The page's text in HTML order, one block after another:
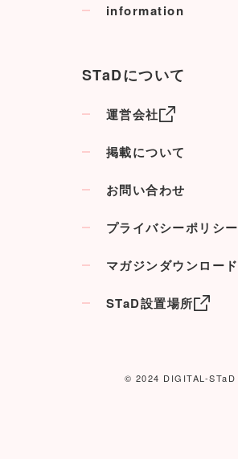
information
STaDについて
運営会社
掲載について
お問い合わせ
プライバシーポリシー
マガジンダウンロード
STaD設置場所
© 2024 DIGITAL-STaD